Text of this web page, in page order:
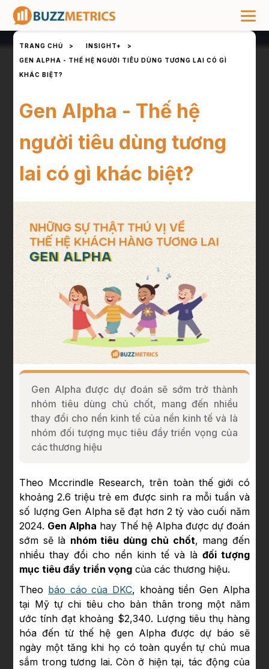
TRANG CHỦ > INSIGHT+
>
GEN ALPHA - THẾ HỆ NGƯỜI TIÊU DÙNG TƯƠNG LAI CÓ GÌ
KHÁC BIỆT?
Gen Alpha - Thế hệ
người tiêu dùng tương
lai có gì khác biệt?
Gen Alpha được dự đoán sẽ sớm trở thành
nhóm tiêu dùng chủ chốt, mang đến nhiều
thay đổi cho nền kinh tế của nền kinh tế và là
nhóm đối tượng mục tiêu đầy triển vọng của
các thương hiệu
Theo Mccrindle Research, trên toàn thế giới có
khoảng 2.6 triệu trẻ em được sinh ra mỗi tuần và
số lượng Gen Alpha sẽ đạt hơn 2 tỷ vào cuối năm
2024. Gen Alpha hay Thế hệ Alpha được dự đoán
sớm sẽ là nhóm tiêu dùng chủ chốt, mang đến
nhiều thay đổi cho nền kinh tế và là đối tượng
mục tiêu đầy triển vọng của các thương hiệu.
Theo báo cáo của DKC, khoảng tiền Gen Alpha
tại Mỹ tự chi tiêu cho bản thân trong một năm
ước tính đạt khoảng $2,340. Lượng tiêu thụ hàng
hóa đến từ thế hệ gen Alpha được dự báo sẽ
ngày một tăng khi họ có toàn quyền tự chủ mua
sắm trong tương lai. Còn ở hiện tại, tác động của